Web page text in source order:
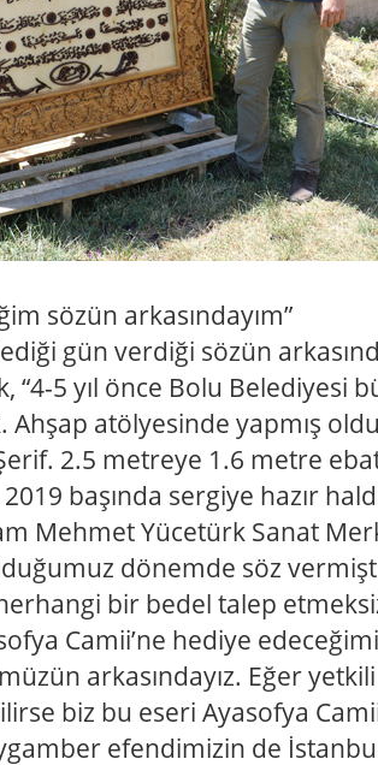
sözün arkasındayım”
gün verdiği sözün
“4-5 yıl önce Bolu Belediyesi
Ahşap atölyesinde yapmış
2.5 metreye 1.6 metre
başında sergiye hazır
Mehmet Yücetürk Sanat
dönemde söz
bir bedel talep
Camii’ne hediye
arkasındayız. Eğer
biz bu eseri Ayasofya
efendimizin de